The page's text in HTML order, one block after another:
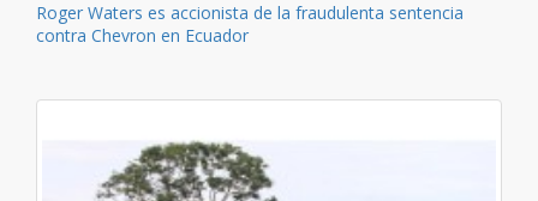
Roger Waters es accionista de la fraudulenta sentencia
contra Chevron en Ecuador